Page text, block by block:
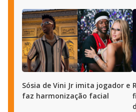
Sósia de Vini Jr imita jogador e
faz harmonização facial